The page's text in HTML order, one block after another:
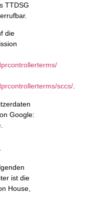
TTDSG
die
sccs/.
Google:
ist die
House,